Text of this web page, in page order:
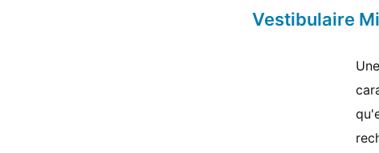
Vestibulaire